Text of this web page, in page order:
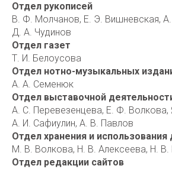
Отдел рукописей
В. Ф. Молчанов, Е. Э. Вишневская,
Д. А. Чудинов
Отдел газет
Т. И. Белоусова
Отдел нотно-музыкальных
А. А. Семенюк
Отдел выставочной
А. С. Перевезенцева, Е. Ф. Волкова,
А. И. Сафиулин, А. В. Павлов
Отдел хранения и
М. В. Волкова, Н. В. Алексеева, Н. В.
Отдел редакции сайтов